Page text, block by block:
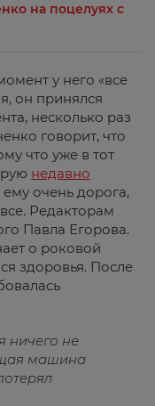
на поцелуях с
у него «все
он принялся
несколько раз
говорит, что
что уже в тот
недавно
ему очень дорога,
Редакторам
Павла Егорова.
о роковой
здоровья. После
ничего не
машина